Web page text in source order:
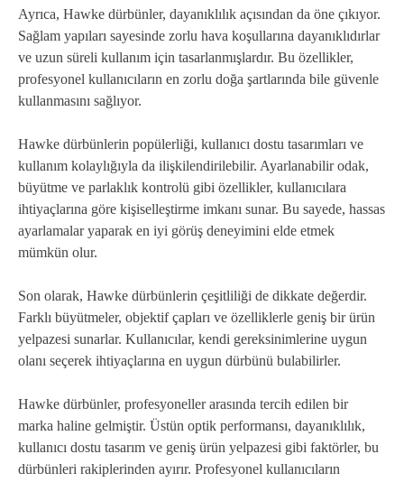
Ayrıca, Hawke dürbünler, dayanıklılık açısından da öne çıkıyor.
Sağlam yapıları sayesinde zorlu hava koşullarına dayanıklıdırlar
ve uzun süreli kullanım için tasarlanmışlardır. Bu özellikler,
profesyonel kullanıcıların en zorlu doğa şartlarında bile güvenle
kullanmasını sağlıyor.
Hawke dürbünlerin popülerliği, kullanıcı dostu tasarımları ve
kullanım kolaylığıyla da ilişkilendirilebilir. Ayarlanabilir odak,
büyütme ve parlaklık kontrolü gibi özellikler, kullanıcılara
ihtiyaçlarına göre kişiselleştirme imkanı sunar. Bu sayede, hassas
ayarlamalar yaparak en iyi görüş deneyimini elde etmek
mümkün olur.
Son olarak, Hawke dürbünlerin çeşitliliği de dikkate değerdir.
Farklı büyütmeler, objektif çapları ve özelliklerle geniş bir ürün
yelpazesi sunarlar. Kullanıcılar, kendi gereksinimlerine uygun
olanı seçerek ihtiyaçlarına en uygun dürbünü bulabilirler.
Hawke dürbünler, profesyoneller arasında tercih edilen bir
marka haline gelmiştir. Üstün optik performansı, dayanıklılık,
kullanıcı dostu tasarım ve geniş ürün yelpazesi gibi faktörler, bu
dürbünleri rakiplerinden ayırır. Profesyonel kullanıcıların